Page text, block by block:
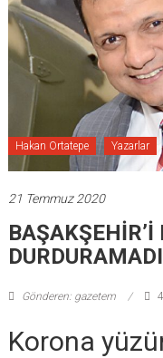
Hakan Ortatepe Yazarlar
21 Temmuz 2020
DURDURAMADI
Gönderen: gazetem
Korona